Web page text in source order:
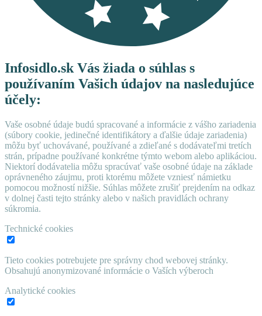
Infosidlo.sk Vás žiada o súhlas s
používaním Vašich údajov na nasledujúce
účely:
Vaše osobné údaje budú spracované a informácie z vášho zariadenia
(súbory cookie, jedinečné identifikátory a ďalšie údaje zariadenia)
môžu byť uchovávané, používané a zdieľané s dodávateľmi tretích
strán, prípadne používané konkrétne týmto webom alebo aplikáciou.
Niektorí dodávatelia môžu spracúvať vaše osobné údaje na základe
oprávneného záujmu, proti ktorému môžete vzniesť námietku
pomocou možností nižšie. Súhlas môžete zrušiť prejdením na odkaz
v dolnej časti tejto stránky alebo v našich pravidlách ochrany
súkromia.
Technické cookies
Tieto cookies potrebujete pre správny chod webovej stránky.
Obsahujú anonymizované informácie o Vaších výberoch
Analytické cookies